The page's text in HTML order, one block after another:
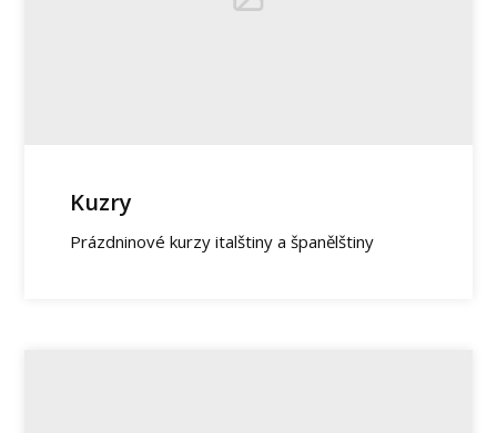
Kuzry
Prázdninové kurzy italštiny a španělštiny